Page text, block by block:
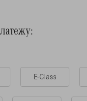
E-Class